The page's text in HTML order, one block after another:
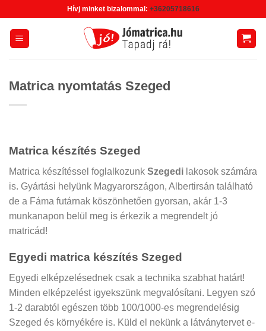
content
Hívj minket bizalommal: +36205718616
Matrica nyomtatás Szeged
Matrica készítés Szeged
Matrica készítéssel foglalkozunk Szegedi lakosok számára
is. Gyártási helyünk Magyarországon, Albertirsán található
de a Fáma futárnak köszönhetően gyorsan, akár 1-3
munkanapon belül meg is érkezik a megrendelt jó
matricád!
Egyedi matrica készítés Szeged
Egyedi elképzelésednek csak a technika szabhat határt!
Minden elképzelést igyekszünk megvalósítani. Legyen szó
1-2 darabtól egészen több 100/1000-es megrendelésig
Szeged és környékére is. Küld el nekünk a látványtervet e-